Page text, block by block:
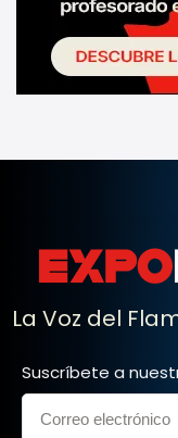
La Voz del
Suscríbete a